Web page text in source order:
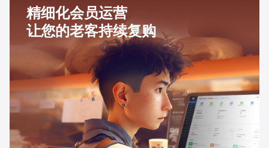
精细化会员运营
让您的老客持续复购